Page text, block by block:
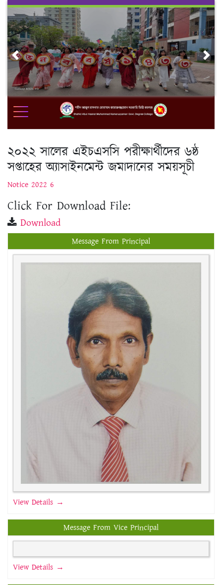
Skip
content
Previous
২০২২ সালের এইচএসসি পরীক্ষার্থীদের ৬ষ্ঠ
সপ্তাহের অ্যাসাইনমেন্ট জমাদানের সময়সূচী
Notice 2022 6
Click For Download File:
Download
Message From Principal
View Details →
Message From Vice Principal
View Details →